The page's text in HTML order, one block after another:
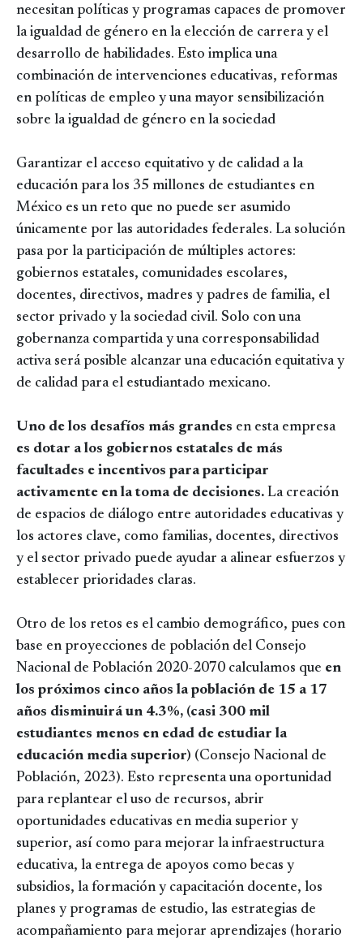
necesitan políticas y programas capaces de promover
la igualdad de género en la elección de carrera y el
desarrollo de habilidades. Esto implica una
combinación de intervenciones educativas, reformas
en políticas de empleo y una mayor sensibilización
sobre la igualdad de género en la sociedad
Garantizar el acceso equitativo y de calidad a la
educación para los 35 millones de estudiantes en
México es un reto que no puede ser asumido
únicamente por las autoridades federales. La solución
pasa por la participación de múltiples actores:
gobiernos estatales, comunidades escolares,
docentes, directivos, madres y padres de familia, el
sector privado y la sociedad civil. Solo con una
gobernanza compartida y una corresponsabilidad
activa será posible alcanzar una educación equitativa y
de calidad para el estudiantado mexicano.
Uno de los desafíos más grandes en esta empresa
es dotar a los gobiernos estatales de más
facultades e incentivos para participar
activamente en la toma de decisiones. La creación
de espacios de diálogo entre autoridades educativas y
los actores clave, como familias, docentes, directivos
y el sector privado puede ayudar a alinear esfuerzos y
establecer prioridades claras.
Otro de los retos es el cambio demográfico, pues con
base en proyecciones de población del Consejo
Nacional de Población 2020-2070 calculamos que en
los próximos cinco años la población de 15 a 17
años disminuirá un 4.3%, (casi 300 mil
estudiantes menos en edad de estudiar la
educación media superior) (Consejo Nacional de
Población, 2023). Esto representa una oportunidad
para replantear el uso de recursos, abrir
oportunidades educativas en media superior y
superior, así como para mejorar la infraestructura
educativa, la entrega de apoyos como becas y
subsidios, la formación y capacitación docente, los
planes y programas de estudio, las estrategias de
acompañamiento para mejorar aprendizajes (horario